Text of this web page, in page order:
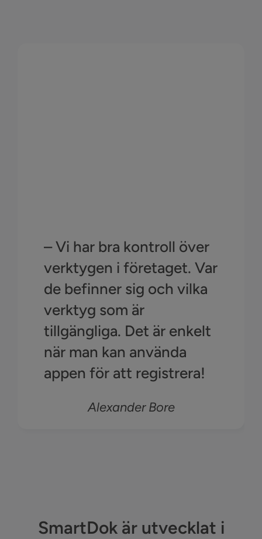
– Vi har bra kontroll över
verktygen i företaget. Var
de befinner sig och vilka
verktyg som är
tillgängliga. Det är enkelt
när man kan använda
appen för att registrera!
Alexander Bore
SmartDok är utvecklat i